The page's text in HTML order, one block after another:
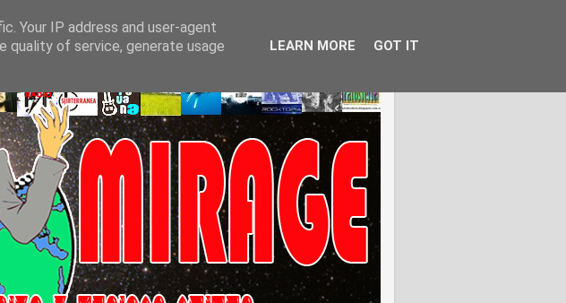
Your IP address and user-agent
quality of service, generate usage
LEARN MORE GOT IT